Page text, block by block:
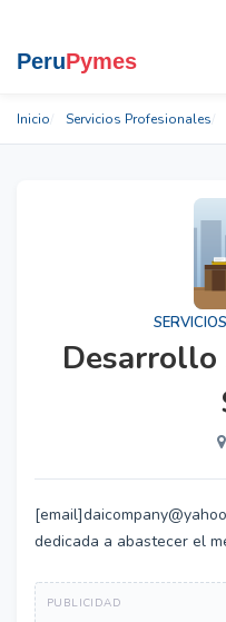
Inicio Servicios Profesionales
dedicada a abastecer el